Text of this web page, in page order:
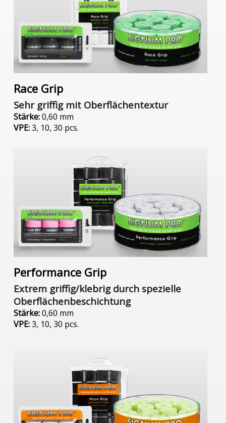
Race Grip
Sehr griffig mit Oberflächentextur
Stärke:0,60 mm
VPE:3, 10, 30 pcs.
Performance Grip
Extrem griffig/klebrig durch spezielle
Oberflächenbeschichtung
Stärke:0,60 mm
VPE:3, 10, 30 pcs.